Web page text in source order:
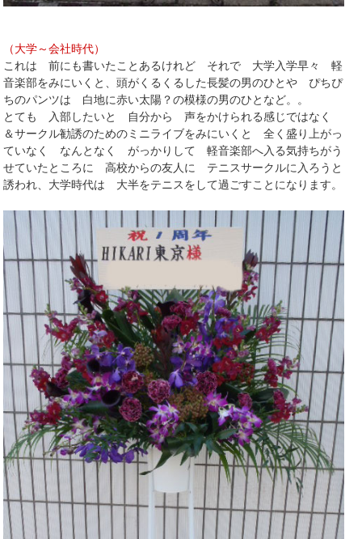
（大学～会社時代）
これは 前にも書いたことあるけれど それで 大学入学早々 軽
音楽部をみにいくと、頭がくるくるした長髪の男のひとや ぴちぴ
ちのパンツは 白地に赤い太陽？の模様の男のひとなど。。
とても 入部したいと 自分から 声をかけられる感じではなく
＆サークル勧誘のためのミニライブをみにいくと 全く盛り上がっ
ていなく なんとなく がっかりして 軽音楽部へ入る気持ちがう
せていたところに 高校からの友人に テニスサークルに入ろうと
誘われ、大学時代は 大半をテニスをして過ごすことになります。